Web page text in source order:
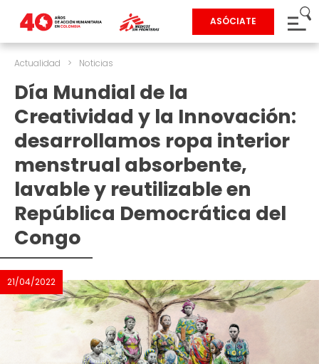
ASÓCIATE
Actualidad > Noticias
Día Mundial de la
Creatividad y la Innovación:
desarrollamos ropa interior
menstrual absorbente,
lavable y reutilizable en
República Democrática del
Congo
21/04/2022